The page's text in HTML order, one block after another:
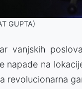
GUPTA)
vanjskih
napade na
revolucionarna